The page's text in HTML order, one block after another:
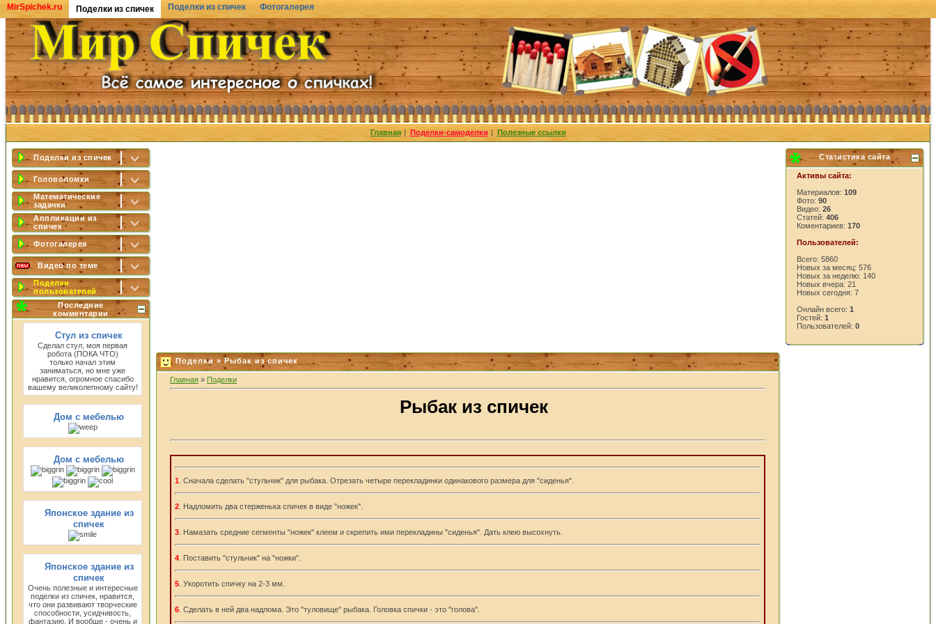
MirSpichek.ru Поделки из спичек Поделки из спичек Фотогалерея
Главная | Поделки-самоделки | Полезные ссылки
Поделки из спичек
Головоломки
Математические
задачки
Аппликации из
спичек
Фотогалерея
Видео по теме
Поделки
пользователей
Последние
комментарии
Стул из спичек
Сделал стул, моя первая
робота (ПОКА ЧТО)
только начал этим
заниматься, но мне уже
нравится, огромное спасибо
вашему великолепному сайту!
Дом с мебелью
Дом с мебелью
Японское здание из
спичек
Японское здание из
спичек
Очень полезные и интересные
поделки из спичек, нравится,
что они развивают творческие
способности, усидчивость,
фантазию. И вообще - очень и
Поделки » Рыбак из спичек
Главная » Поделки
Рыбак из спичек
1 . Сначала сделать "стульчик" для рыбака. Отрезать четыре перекладинки одинакового размера для "сиденья".
2 . Надломить два стерженька спичек в виде "ножек".
3 . Намазать средние сегменты "ножек" клеем и скрепить ими перекладины "сиденья". Дать клею высохнуть.
4 . Поставить "стульчик" на "ножки".
5 . Укоротить спичку на 2-3 мм.
6 . Сделать в ней два надлома. Это "туловище" рыбака. Головка спички - это "голова".
Статистика сайта
Активы сайта:
Материалов: 109
Фото: 90
Видео: 26
Статей: 406
Коментариев: 170
Пользователей:
Всего: 5860
Новых за месяц: 576
Новых за неделю: 140
Новых вчера: 21
Новых сегодня: 7
Онлайн всего: 1
Гостей: 1
Пользователей: 0